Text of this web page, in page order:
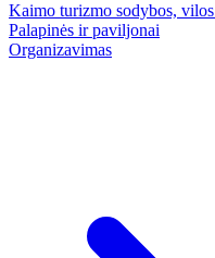
Kaimo turizmo sodybos, vilos
Palapinės ir paviljonai
Organizavimas